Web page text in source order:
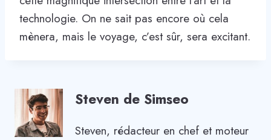
technologie. On ne sait pas encore où cela
mènera, mais le voyage, c’est sûr, sera excitant.
Steven de Simseo
Steven, rédacteur en chef et moteur